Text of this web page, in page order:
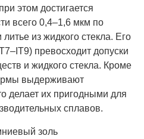
этом достигается
всего 0,4–1,6 мкм по
из жидкого стекла. Его
превосходит допуски
и жидкого стекла. Кроме
выдерживают
делает их пригодными для
сплавов.
золь